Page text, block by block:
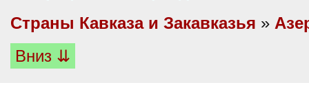
Cтраны Кавказа и Закавказья »
Вниз ⇊